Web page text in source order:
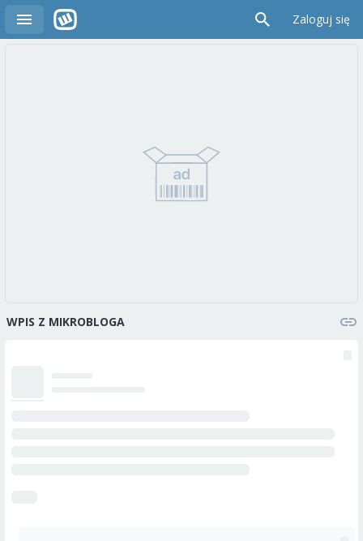
Zaloguj się
WPIS Z MIKROBLOGA